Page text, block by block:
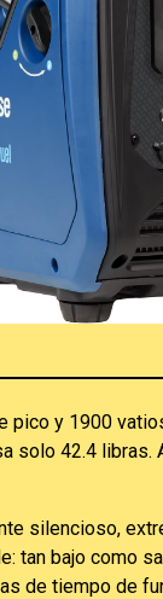
pico y 1900
solo 42.4 libras.
silencioso,
tan bajo como
de tiempo de